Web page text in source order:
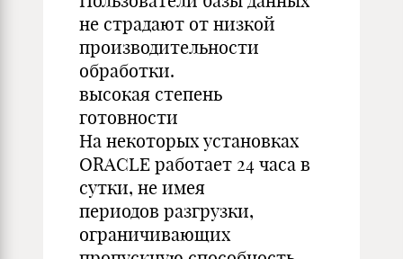
не страдают от низкой
производительности
обработки.
высокая степень
готовности
На некоторых установках
ORACLE работает 24 часа в
сутки, не имея
периодов разгрузки,
ограничивающих